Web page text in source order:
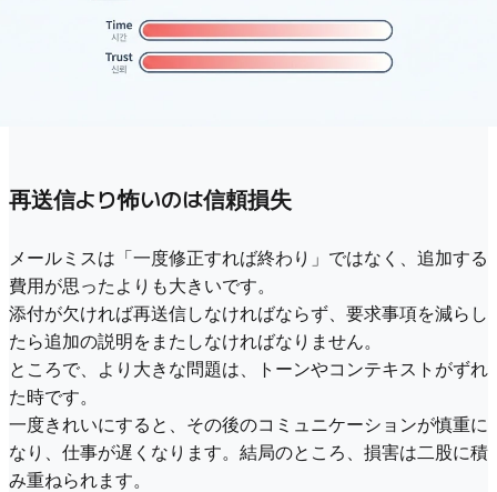
再送信より怖いのは信頼損失
メールミスは「一度修正すれば終わり」ではなく、追加する
費用が思ったよりも大きいです。
添付が欠ければ再送信しなければならず、要求事項を減らし
たら追加の説明をまたしなければなりません。
ところで、より大きな問題は、トーンやコンテキストがずれ
た時です。
一度きれいにすると、その後のコミュニケーションが慎重に
なり、仕事が遅くなります。結局のところ、損害は二股に積
み重ねられます。